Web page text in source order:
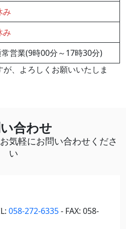
み
み
営業(9時00分～17時30分)
、よろしくお願いいたしま
合わせ
気軽にお問い合わせくださ
い
058-272-6335- FAX: 058-